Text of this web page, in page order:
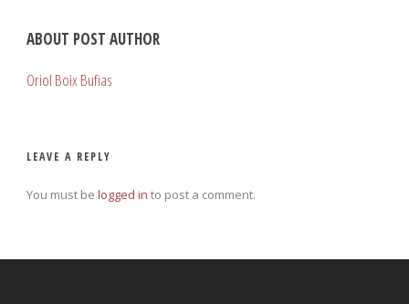
ABOUT POST AUTHOR
Oriol Boix Bufias
LEAVE A REPLY
You must be logged in to post a comment.